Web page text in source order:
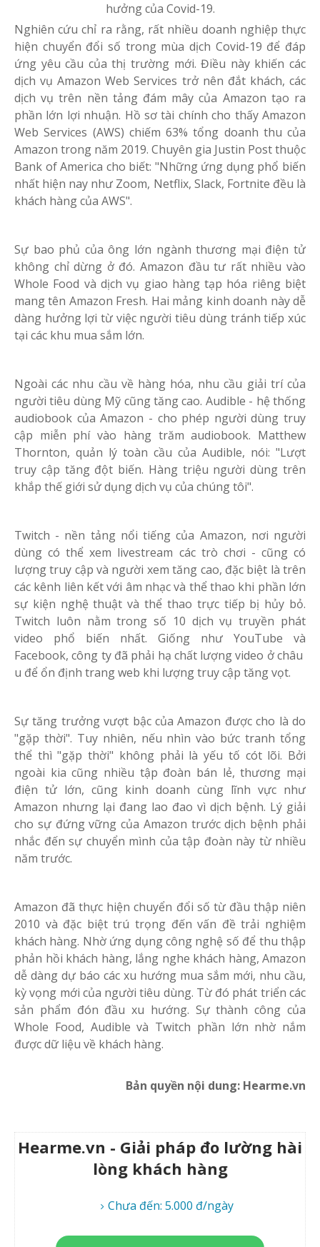
hưởng của Covid-19.
Nghiên cứu chỉ ra rằng, rất nhiều doanh nghiệp thực
hiện chuyển đổi số trong mùa dịch Covid-19 để đáp
ứng yêu cầu của thị trường mới. Điều này khiến các
dịch vụ Amazon Web Services trở nên đắt khách, các
dịch vụ trên nền tảng đám mây của Amazon tạo ra
phần lớn lợi nhuận. Hồ sơ tài chính cho thấy Amazon
Web Services (AWS) chiếm 63% tổng doanh thu của
Amazon trong năm 2019. Chuyên gia Justin Post thuộc
Bank of America cho biết: "Những ứng dụng phổ biến
nhất hiện nay như Zoom, Netflix, Slack, Fortnite đều là
khách hàng của AWS".
Sự bao phủ của ông lớn ngành thương mại điện tử
không chỉ dừng ở đó. Amazon đầu tư rất nhiều vào
Whole Food và dịch vụ giao hàng tạp hóa riêng biệt
mang tên Amazon Fresh. Hai mảng kinh doanh này dễ
dàng hưởng lợi từ việc người tiêu dùng tránh tiếp xúc
tại các khu mua sắm lớn.
Ngoài các nhu cầu về hàng hóa, nhu cầu giải trí của
người tiêu dùng Mỹ cũng tăng cao. Audible - hệ thống
audiobook của Amazon - cho phép người dùng truy
cập miễn phí vào hàng trăm audiobook. Matthew
Thornton, quản lý toàn cầu của Audible, nói: "Lượt
truy cập tăng đột biến. Hàng triệu người dùng trên
khắp thế giới sử dụng dịch vụ của chúng tôi".
Twitch - nền tảng nổi tiếng của Amazon, nơi người
dùng có thể xem livestream các trò chơi - cũng có
lượng truy cập và người xem tăng cao, đặc biệt là trên
các kênh liên kết với âm nhạc và thể thao khi phần lớn
sự kiện nghệ thuật và thể thao trực tiếp bị hủy bỏ.
Twitch luôn nằm trong số 10 dịch vụ truyền phát
video phổ biến nhất. Giống như YouTube và
Facebook, công ty đã phải hạ chất lượng video ở châu
u để ổn định trang web khi lượng truy cập tăng vọt.
Sự tăng trưởng vượt bậc của Amazon được cho là do
"gặp thời". Tuy nhiên, nếu nhìn vào bức tranh tổng
thể thì "gặp thời" không phải là yếu tố cót lõi. Bởi
ngoài kia cũng nhiều tập đoàn bán lẻ, thương mại
điện tử lớn, cũng kinh doanh cùng lĩnh vực như
Amazon nhưng lại đang lao đao vì dịch bệnh. Lý giải
cho sự đứng vững của Amazon trước dịch bệnh phải
nhắc đến sự chuyển mình của tập đoàn này từ nhiều
năm trước.
Amazon đã thực hiện chuyển đổi số từ đầu thập niên
2010 và đặc biệt trú trọng đến vấn đề trải nghiệm
khách hàng. Nhờ ứng dụng công nghệ số để thu thập
phản hồi khách hàng, lắng nghe khách hàng, Amazon
dễ dàng dự báo các xu hướng mua sắm mới, nhu cầu,
kỳ vọng mới của người tiêu dùng. Từ đó phát triển các
sản phẩm đón đầu xu hướng. Sự thành công của
Whole Food, Audible và Twitch phần lớn nhờ nắm
được dữ liệu về khách hàng.
Bản quyền nội dung: Hearme.vn
Hearme.vn - Giải pháp đo lường hài
lòng khách hàng
Chưa đến: 5.000 đ/ngày